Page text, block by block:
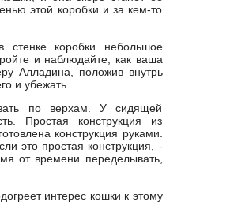
этой коробки и за кем-то
коробки небольшое
и наблюдайте, как ваша
Алладина, положив внутрь
и убежать.
по верхам. У сидящей
Простая конструкция из
конструкция руками.
это простая конструкция, -
от времени переделывать,
интерес кошки к этому